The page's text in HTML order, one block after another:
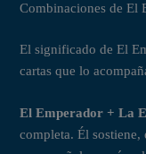
Combinaciones de El
El significado de El
cartas que lo
El Emperador + La
completa. Él